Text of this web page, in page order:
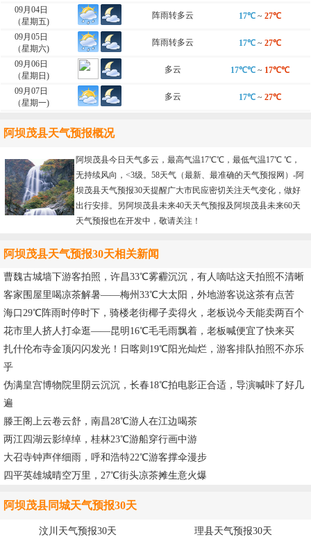
09月04日
（星期五)
阵雨转多云 17℃~ 27℃
09月05日
（星期六)
阵雨转多云 17℃~ 27℃
09月06日
（星期日)
多云 17℃℃~ 17℃℃
09月07日
（星期一)
多云 17℃~ 27℃
阿坝茂县天气预报概况
阿坝茂县今日天气多云，最高气温17℃℃，最低气温17℃ ℃，
无持续风向，<3级。58天气（最新、最准确的天气预报网）-阿
坝茂县天气预报30天提醒广大市民应密切关注天气变化，做好
出行安排。另阿坝茂县未来40天天气预报及阿坝茂县未来60天
天气预报也在开发中，敬请关注！
阿坝茂县天气预报30天相关新闻
曹魏古城墙下游客拍照，许昌33℃雾霾沉沉，有人嘀咕这天拍照不清晰
客家围屋里喝凉茶解暑——梅州33℃大太阳，外地游客说这茶有点苦
海口29℃阵雨时停时下，骑楼老街椰子卖得火，老板说今天能卖两百个
花市里人挤人打伞逛——昆明16℃毛毛雨飘着，老板喊便宜了快来买
扎什伦布寺金顶闪闪发光！日喀则19℃阳光灿烂，游客排队拍照不亦乐
乎
伪满皇宫博物院里阴云沉沉，长春18℃拍电影正合适，导演喊咔了好几
遍
滕王阁上云卷云舒，南昌28℃游人在江边喝茶
两江四湖云影绰绰，桂林23℃游船穿行画中游
大召寺钟声伴细雨，呼和浩特22℃游客撑伞漫步
四平英雄城晴空万里，27℃街头凉茶摊生意火爆
阿坝茂县同城天气预报30天
汶川天气预报30天 理县天气预报30天